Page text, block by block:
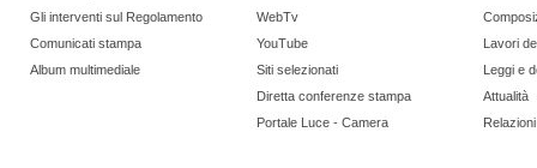
Gli interventi sul Regolamento
Comunicati stampa
Album multimediale
WebTv
YouTube
Siti selezionati
Diretta conferenze stampa
Portale Luce - Camera
Lavori
Leggi e
Attualità